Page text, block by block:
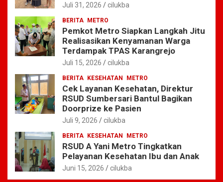
Juli 31, 2026 cilukba
BERITA METRO
Pemkot Metro Siapkan Langkah Jitu
Realisasikan Kenyamanan Warga
Terdampak TPAS Karangrejo
Juli 15, 2026 cilukba
BERITA KESEHATAN METRO
Cek Layanan Kesehatan, Direktur
RSUD Sumbersari Bantul Bagikan
Doorprize ke Pasien
Juli 9, 2026 cilukba
BERITA KESEHATAN METRO
RSUD A Yani Metro Tingkatkan
Pelayanan Kesehatan Ibu dan Anak
Juni 15, 2026 cilukba